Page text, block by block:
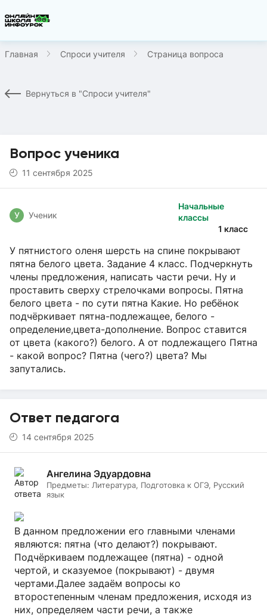
Главная Спроси учителя Страница вопроса
Вернуться в "Спроси учителя"
Вопрос ученика
11 сентября 2025
Начальные
классы
1 класс
У Ученик
У пятнистого оленя шерсть на спине покрывают
пятна белого цвета. Задание 4 класс. Подчеркнуть
члены предложения, написать части речи. Ну и
проставить сверху стрелочками вопросы. Пятна
белого цвета - по сути пятна Какие. Но ребёнок
подчёркивает пятна-подлежащее, белого -
определение,цвета-дополнение. Вопрос ставится
от цвета (какого?) белого. А от подлежащего Пятна
- какой вопрос? Пятна (чего?) цвета? Мы
запутались.
Ответ педагога
14 сентября 2025
Ангелина Эдуардовна
Предметы: Литература, Подготовка к ОГЭ, Русский
язык
В данном предложении его главными членами
являются: пятна (что делают?) покрывают.
Подчёркиваем подлежащее (пятна) - одной
чертой, и сказуемое (покрывают) - двумя
чертами.Далее задаём вопросы ко
второстепенным членам предложения, исходя из
них, определяем части речи, а также